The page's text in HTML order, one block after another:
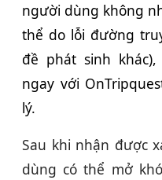
người dùng không
thể do lỗi đường
đề phát sinh
ngay với
lý.
Sau khi nhận được
dùng có thể mở